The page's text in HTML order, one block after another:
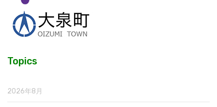
Topics
2026年8月